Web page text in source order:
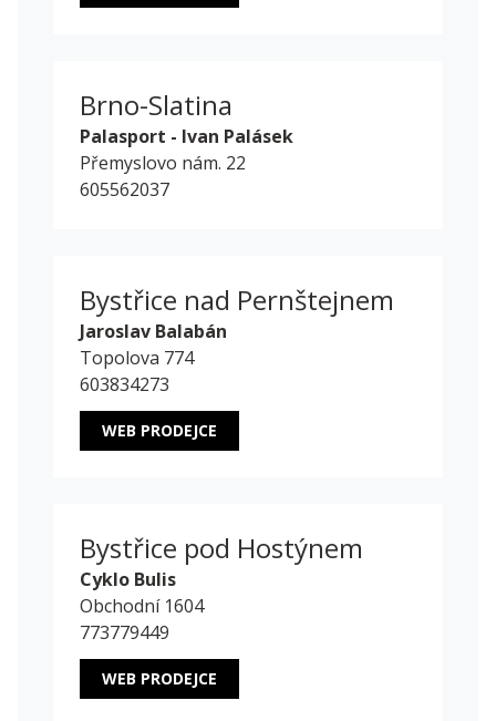
Brno-Slatina
Palasport - Ivan Palásek
Přemyslovo nám. 22
605562037
Bystřice nad Pernštejnem
Jaroslav Balabán
Topolova 774
603834273
WEB PRODEJCE
Bystřice pod Hostýnem
Cyklo Bulis
Obchodní 1604
773779449
WEB PRODEJCE